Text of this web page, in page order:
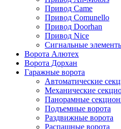
Привод Came
Привод Comunello
Привод Doorhan
Привод Nice
Сигнальные
Ворота Алютех
Ворота Дорхан
Гаражные ворота
Автоматические
Механические
Панорамные
Подъемные ворота
Раздвижные ворота
Распашные ворота